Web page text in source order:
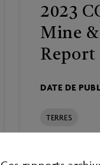
2023
Mine &
Report
DATE DE
TERRES